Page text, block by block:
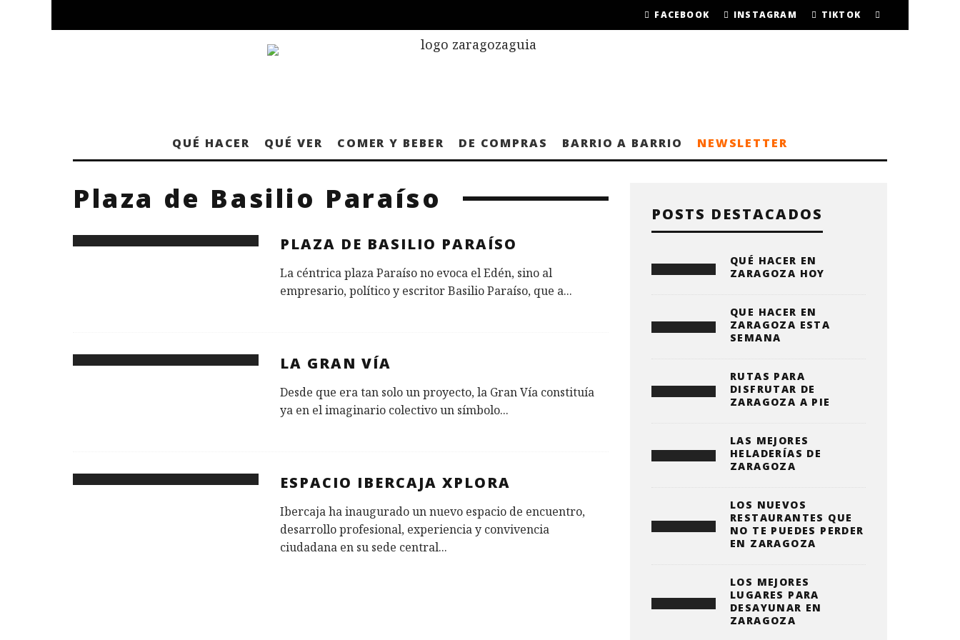
FACEBOOK INSTAGRAM TIKTOK
QUÉ HACER QUÉ VER COMER Y BEBER DE COMPRAS BARRIO A BARRIO NEWSLETTER
Plaza de Basilio Paraíso
PLAZA DE BASILIO PARAÍSO
La céntrica plaza Paraíso no evoca el Edén, sino al
empresario, político y escritor Basilio Paraíso, que a...
LA GRAN VÍA
Desde que era tan solo un proyecto, la Gran Vía constituía
ya en el imaginario colectivo un símbolo...
ESPACIO IBERCAJA XPLORA
Ibercaja ha inaugurado un nuevo espacio de encuentro,
desarrollo profesional, experiencia y convivencia
ciudadana en su sede central...
POSTS DESTACADOS
QUÉ HACER EN
ZARAGOZA HOY
QUE HACER EN
ZARAGOZA ESTA
SEMANA
RUTAS PARA
DISFRUTAR DE
ZARAGOZA A PIE
LAS MEJORES
HELADERÍAS DE
ZARAGOZA
LOS NUEVOS
RESTAURANTES QUE
NO TE PUEDES PERDER
EN ZARAGOZA
LOS MEJORES
LUGARES PARA
DESAYUNAR EN
ZARAGOZA